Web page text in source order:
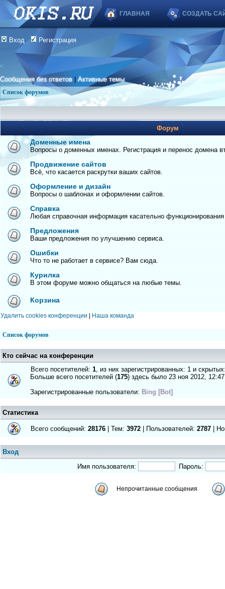
ГЛАВНАЯ СОЗДАТЬ
Вход Регистрация
Сообщения без ответов |Активные темы
Список форумов
Форум
Доменные имена
Вопросы о доменных именах. Регистрация и перенос домена
Продвижение сайтов
Всё, что касается раскрутки ваших сайтов.
Оформление и дизайн
Вопросы о шаблонах и оформлении сайтов.
Справка
Любая справочная информация касательно
Предложения
Ваши предложения по улучшению сервиса.
Ошибки
Что то не работает в сервисе? Вам сюда.
Курилка
В этом форуме можно общаться на любые темы.
Корзина
Удалить cookies конференции Наша команда
Список форумов
Кто сейчас на конференции
Всего посетителей: 1, из них зарегистрированных: 1 и
Больше всего посетителей (175) здесь было 23 ноя 2012, 12:47
Зарегистрированные пользователи: Bing [Bot]
Статистика
Всего сообщений: 28176 | Тем: 3972 | Пользователей: 2787 |
Вход
Имя пользователя:
Пароль:
Непрочитанные сообщения